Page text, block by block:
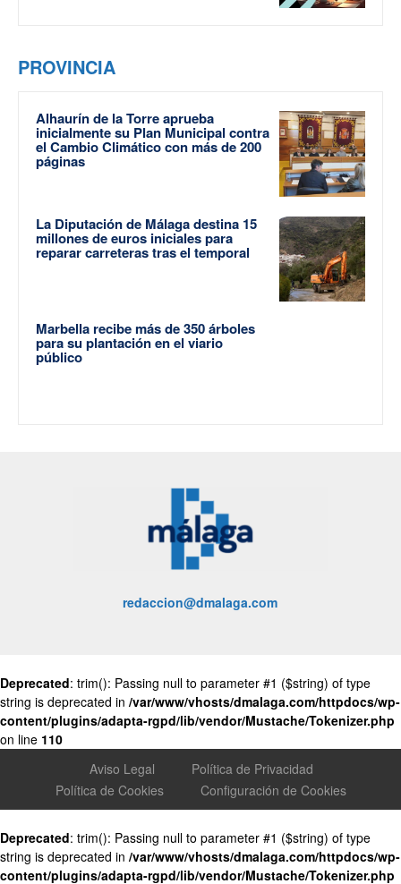
PROVINCIA
Alhaurín de la Torre aprueba
inicialmente su Plan Municipal contra
el Cambio Climático con más de 200
páginas
La Diputación de Málaga destina 15
millones de euros iniciales para
reparar carreteras tras el temporal
Marbella recibe más de 350 árboles
para su plantación en el viario
público
redaccion@dmalaga.com
Deprecated: trim(): Passing null to parameter #1 ($string) of type
string is deprecated in /var/www/vhosts/dmalaga.com/httpdocs/wp-
content/plugins/adapta-rgpd/lib/vendor/Mustache/Tokenizer.php
on line 110
Aviso Legal
Política de Privacidad
Política de Cookies
Configuración de Cookies
Deprecated: trim(): Passing null to parameter #1 ($string) of type
string is deprecated in /var/www/vhosts/dmalaga.com/httpdocs/wp-
content/plugins/adapta-rgpd/lib/vendor/Mustache/Tokenizer.php